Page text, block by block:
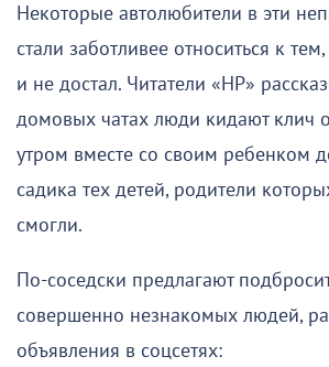
Некоторые автолюбители в эти
стали заботливее относиться к
и не достал. Читатели «НР»
домовых чатах люди кидают клич
утром вместе со своим ребенком
садика тех детей, родители
смогли.
По-соседски предлагают
совершенно незнакомых людей,
объявления в соцсетях: